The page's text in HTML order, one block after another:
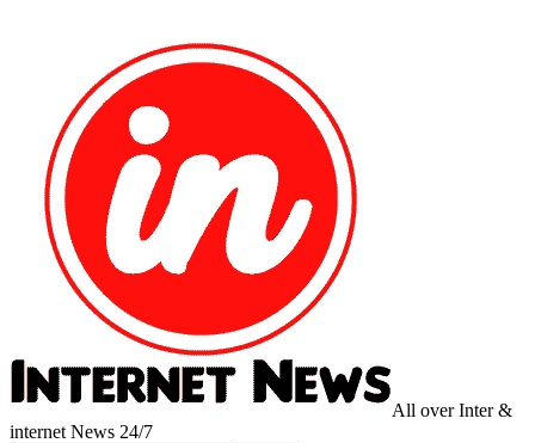
All over Inter &
internet News 24/7